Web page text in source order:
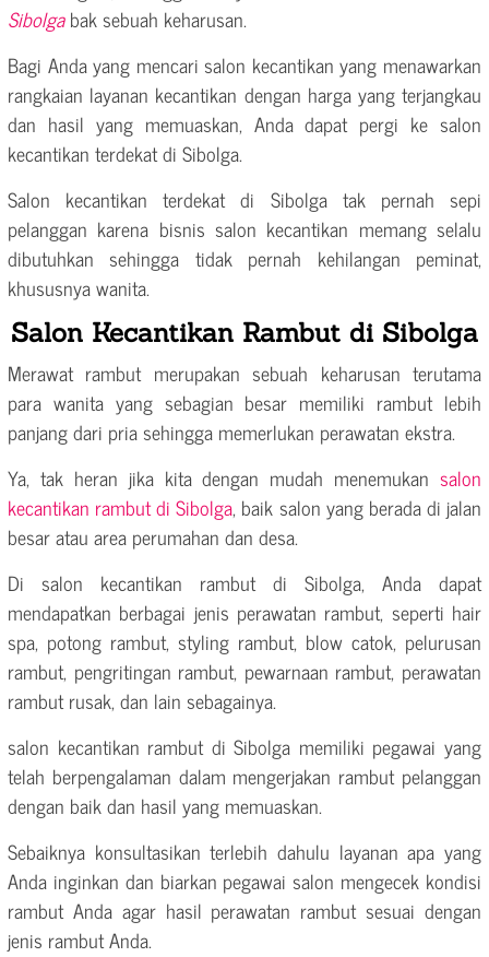
Sibolgabak sebuah keharusan.
Bagi Anda yang mencari salon kecantikan yang menawarkan
rangkaian layanan kecantikan dengan harga yang terjangkau
dan hasil yang memuaskan, Anda dapat pergi ke salon
kecantikan terdekat di Sibolga.
Salon kecantikan terdekat di Sibolga tak pernah sepi
pelanggan karena bisnis salon kecantikan memang selalu
dibutuhkan sehingga tidak pernah kehilangan peminat,
khususnya wanita.
Salon Kecantikan Rambut di Sibolga
Merawat rambut merupakan sebuah keharusan terutama
para wanita yang sebagian besar memiliki rambut lebih
panjang dari pria sehingga memerlukan perawatan ekstra.
Ya, tak heran jika kita dengan mudah menemukan salon
kecantikan rambut di Sibolga, baik salon yang berada di jalan
besar atau area perumahan dan desa.
Di salon kecantikan rambut di Sibolga, Anda dapat
mendapatkan berbagai jenis perawatan rambut, seperti hair
spa, potong rambut, styling rambut, blow catok, pelurusan
rambut, pengritingan rambut, pewarnaan rambut, perawatan
rambut rusak, dan lain sebagainya.
salon kecantikan rambut di Sibolga memiliki pegawai yang
telah berpengalaman dalam mengerjakan rambut pelanggan
dengan baik dan hasil yang memuaskan.
Sebaiknya konsultasikan terlebih dahulu layanan apa yang
Anda inginkan dan biarkan pegawai salon mengecek kondisi
rambut Anda agar hasil perawatan rambut sesuai dengan
jenis rambut Anda.